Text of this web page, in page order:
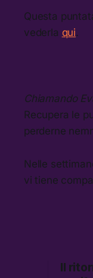
Questa
vederla qui.
Chiamando
Recupera le
perderne
Nelle
vi tiene
Il